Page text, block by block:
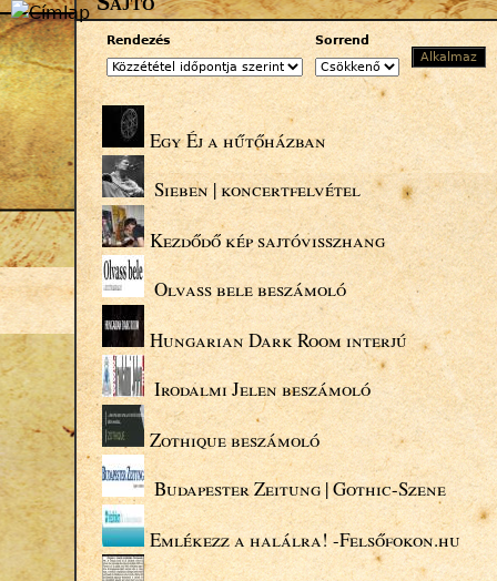
Jump to navigation
Rendezés Sorrend
Egy Éj a hűtőházban
Sieben | koncertfelvétel
Kezdődő kép sajtóvisszhang
Olvass bele beszámoló
Hungarian Dark Room interjú
Irodalmi Jelen beszámoló
Zothique beszámoló
Budapester Zeitung | Gothic-Szene
Emlékezz a halálra! -Felsőfokon.hu